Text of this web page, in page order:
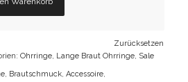
Zurücksetzen
Ohrringe, Lange Braut Ohrringe, Sale
, Brautschmuck, Accessoire,